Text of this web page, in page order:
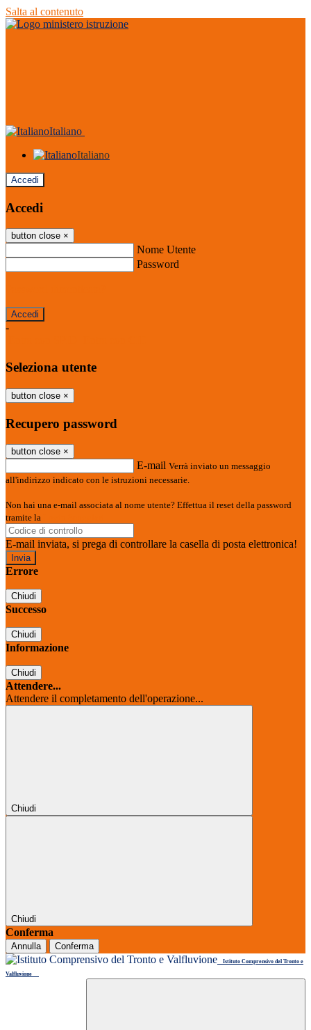
Salta al contenuto
Italiano
Italiano
Accedi
Accedi
button close ×
Nome Utente
Password
-
Seleziona utente
button close ×
Recupero password
button close ×
E-mail Verrà inviato un messaggio
all'indirizzo indicato con le istruzioni necessarie.
Non hai una e-mail associata al nome utente? Effettua il reset della password
tramite la
E-mail inviata, si prega di controllare la casella di posta elettronica!
Errore
Chiudi
Successo
Chiudi
Informazione
Chiudi
Attendere...
Attendere il completamento dell'operazione...
Chiudi
Chiudi
Conferma
Annulla Conferma
Istituto Comprensivo del Tronto e
Valfluvione